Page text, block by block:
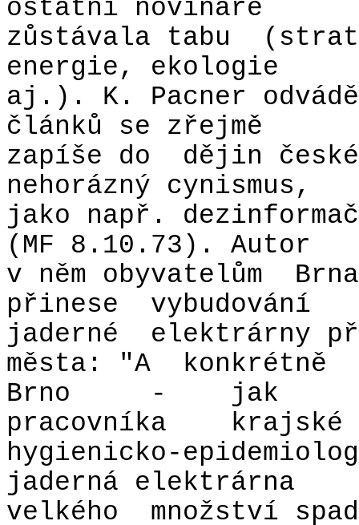
ostatní novináře
zůstávala tabu
energie, ekologie
aj.). K. Pacner
článků se zřejmě
zapíše do
dějin
nehorázný cynismus,
jako např.
(MF 8.10.73). Autor
v něm obyvatelům
přinese
vybudování
jaderné
elektrárny
města: "A
konkrétně
Brno
-
jak
pracovníka
krajské
hygienicko-
jaderná elektrárna
velkého
množství